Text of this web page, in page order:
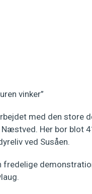
vinker”
med den store
Her bor blot
ved Susåen.
fredelige